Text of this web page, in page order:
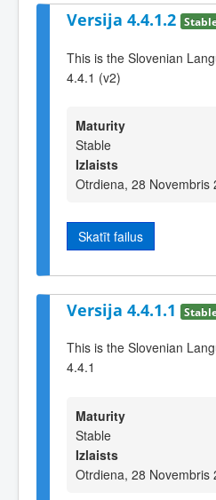
Versija 4.4.1.2
This is the Slovenian
4.4.1 (v2)
Maturity
Stable
Izlaists
Otrdiena, 28 Novembris
Skatīt failus
Versija 4.4.1.1
This is the Slovenian
4.4.1
Maturity
Stable
Izlaists
Otrdiena, 28 Novembris